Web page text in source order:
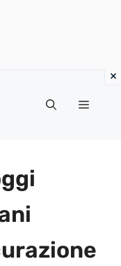
Menu